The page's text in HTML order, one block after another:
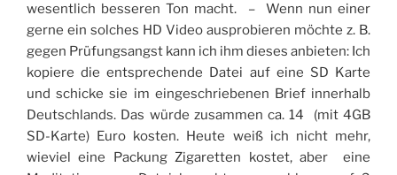
wesentlich besseren Ton macht. – Wenn nun einer
gerne ein solches HD Video ausprobieren möchte z. B.
gegen Prüfungsangst kann ich ihm dieses anbieten: Ich
kopiere die entsprechende Datei auf eine SD Karte
und schicke sie im eingeschriebenen Brief innerhalb
Deutschlands. Das würde zusammen ca. 14 (mit 4GB
SD-Karte) Euro kosten. Heute weiß ich nicht mehr,
wieviel eine Packung Zigaretten kostet, aber eine